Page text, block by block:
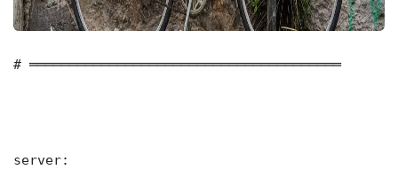
# ═══════════════════════════════════════
server: